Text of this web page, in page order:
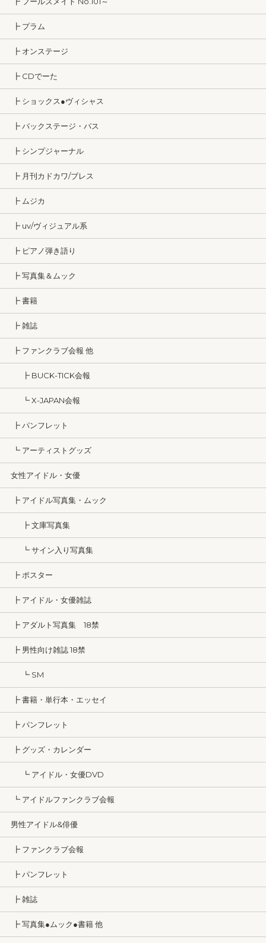
┣ プラム
┣ オンステージ
┣ CDでーた
┣ ショックス●ヴィシャス
┣ バックステージ・パス
┣ シンプジャーナル
┣ 月刊カドカワ/ブレス
┣ ムジカ
┣ uv/ヴィジュアル系
┣ ピアノ弾き語り
┣ 写真集＆ムック
┣ 書籍
┣ 雑誌
┣ ファンクラブ会報 他
┣ BUCK-TICK会報
┗ X-JAPAN会報
┣ パンフレット
┗ アーティストグッズ
女性アイドル・女優
┣ アイドル写真集・ムック
┣ 文庫写真集
┗ サイン入り写真集
┣ ポスター
┣ アイドル・女優雑誌
┣ アダルト写真集 18禁
┣ 男性向け雑誌 18禁
┗ SM
┣ 書籍・単行本・エッセイ
┣ パンフレット
┣ グッズ・カレンダー
┗ アイドル・女優DVD
┗ アイドルファンクラブ会報
男性アイドル&俳優
┣ ファンクラブ会報
┣ パンフレット
┣ 雑誌
┣ 写真集●ムック●書籍 他